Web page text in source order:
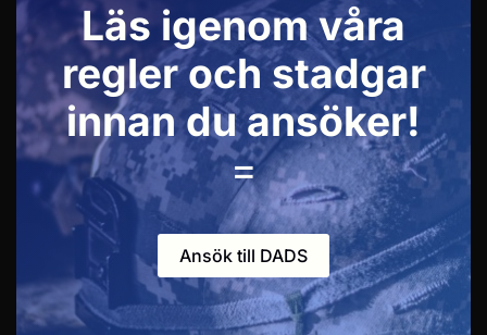
Läs igenom våra
regler och stadgar
innan du ansöker!
=
Ansök till DADS